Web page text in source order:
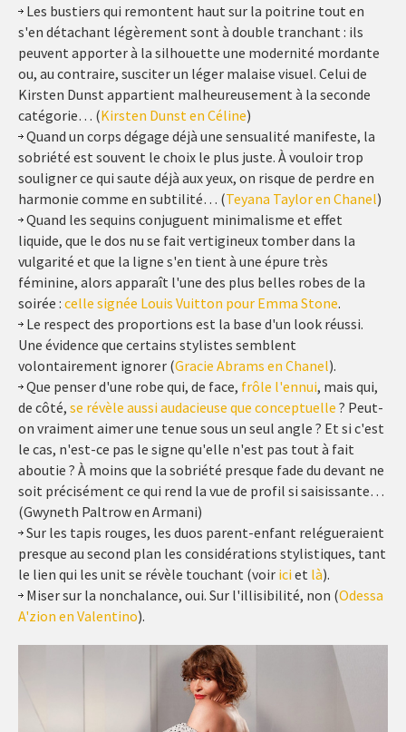
Les bustiers qui remontent haut sur la poitrine tout en
s'en détachant légèrement sont à double tranchant : ils
peuvent apporter à la silhouette une modernité mordante
ou, au contraire, susciter un léger malaise visuel. Celui de
Kirsten Dunst appartient malheureusement à la seconde
catégorie… (Kirsten Dunst en Céline)
Quand un corps dégage déjà une sensualité manifeste, la
sobriété est souvent le choix le plus juste. À vouloir trop
souligner ce qui saute déjà aux yeux, on risque de perdre en
harmonie comme en subtilité… (Teyana Taylor en Chanel)
Quand les sequins conjuguent minimalisme et effet
liquide, que le dos nu se fait vertigineux tomber dans la
vulgarité et que la ligne s'en tient à une épure très
féminine, alors apparaît l'une des plus belles robes de la
soirée : celle signée Louis Vuitton pour Emma Stone.
Le respect des proportions est la base d'un look réussi.
Une évidence que certains stylistes semblent
volontairement ignorer (Gracie Abrams en Chanel).
Que penser d'une robe qui, de face, frôle l'ennui, mais qui,
de côté, se révèle aussi audacieuse que conceptuelle ? Peut-
on vraiment aimer une tenue sous un seul angle ? Et si c'est
le cas, n'est-ce pas le signe qu'elle n'est pas tout à fait
aboutie ? À moins que la sobriété presque fade du devant ne
soit précisément ce qui rend la vue de profil si saisissante…
(Gwyneth Paltrow en Armani)
Sur les tapis rouges, les duos parent-enfant relégueraient
presque au second plan les considérations stylistiques, tant
le lien qui les unit se révèle touchant (voir ici et là).
Miser sur la nonchalance, oui. Sur l'illisibilité, non (Odessa
A'zion en Valentino).